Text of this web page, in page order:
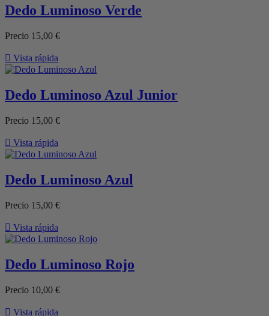
Dedo Luminoso Verde
Precio 15,00 €
 Vista rápida
Dedo Luminoso Azul Junior
Precio 15,00 €
 Vista rápida
Dedo Luminoso Azul
Precio 15,00 €
 Vista rápida
Dedo Luminoso Rojo
Precio 10,00 €
 Vista rápida